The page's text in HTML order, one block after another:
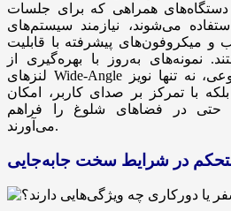
همراهی که برای جلسات
می‌شوند، نیازمند سیستم‌های
میکروفون‌های پیشرفته با قابلیت
نمونه‌های به‌روز با بهره‌گیری از
لنزهای Wide-Angle و الگوریتم‌های هوش مصنوعی، نه تنها نویز
با تمرکز بر صدای کاربر، امکان
حتی در فضاهای شلوغ را فراهم
می‌آورند.
در شرایط سخت جابه‌جایی